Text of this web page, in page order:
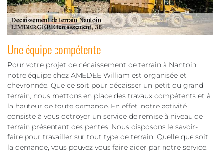
Une équipe compétente
Pour votre projet de décaissement de terrain à Nantoin,
notre équipe chez AMEDEE William est organisée et
chevronnée. Que ce soit pour décaisser un petit ou grand
terrain, nous mettons en place des travaux compétents et à
la hauteur de toute demande. En effet, notre activité
consiste à vous octroyer un service de remise à niveau de
terrain présentant des pentes. Nous disposons le savoir-
faire pour travailler sur tout type de terrain. Quelle que soit
la demande, vous pouvez vous faire aider par notre service.